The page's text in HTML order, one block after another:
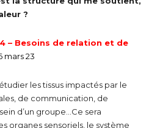
?
– Besoins de relation et de
mars 23
les tissus impactés par le
de communication, de
d’un groupe…Ce sera
organes sensoriels, le système